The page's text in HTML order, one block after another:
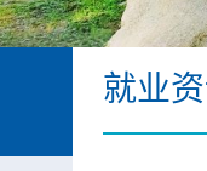
就业